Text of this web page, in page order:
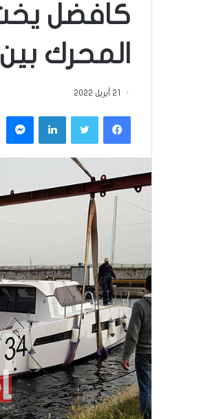
كافضل
المحرك بين 40 و 60 قدم
21 أبريل 2022
فيسبوكتويتر لينكدإن